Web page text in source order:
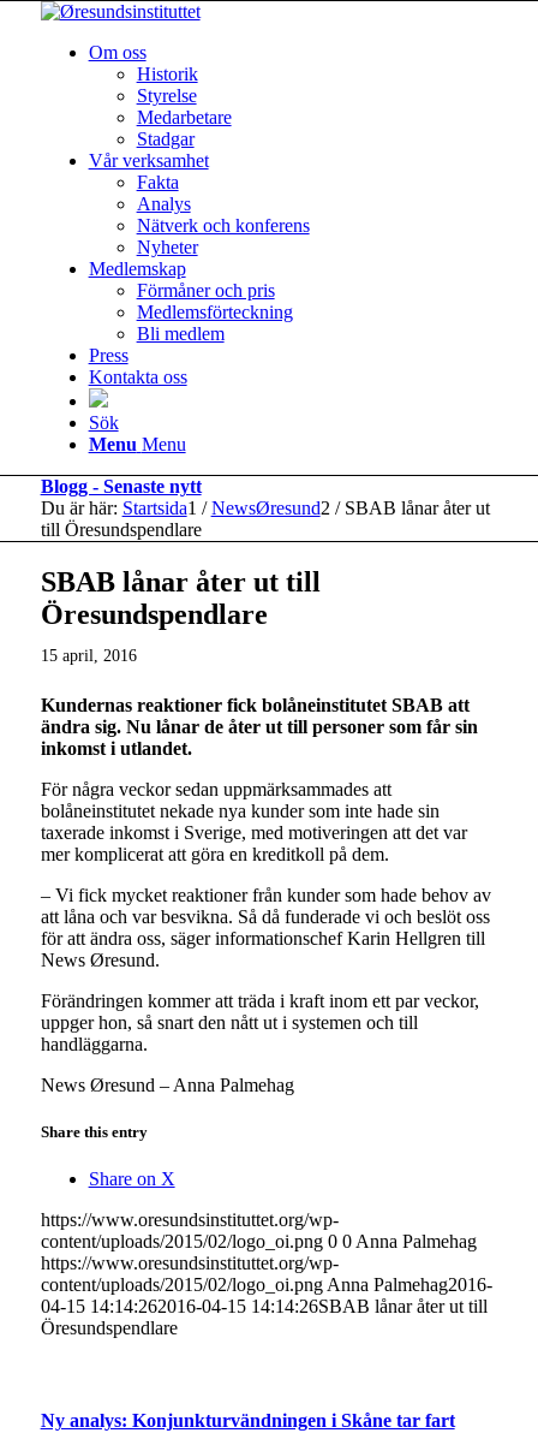
Om oss
Historik
Styrelse
Medarbetare
Stadgar
Vår verksamhet
Fakta
Analys
Nätverk och konferens
Nyheter
Medlemskap
Förmåner och pris
Medlemsförteckning
Bli medlem
Press
Kontakta oss
Sök
Menu Menu
Blogg - Senaste nytt
Du är här: Startsida1 / NewsØresund2 / SBAB lånar åter ut
till Öresundspendlare
SBAB lånar åter ut till
Öresundspendlare
15 april, 2016
Kundernas reaktioner fick bolåneinstitutet SBAB att
ändra sig. Nu lånar de åter ut till personer som får sin
inkomst i utlandet.
För några veckor sedan uppmärksammades att
bolåneinstitutet nekade nya kunder som inte hade sin
taxerade inkomst i Sverige, med motiveringen att det var
mer komplicerat att göra en kreditkoll på dem.
– Vi fick mycket reaktioner från kunder som hade behov av
att låna och var besvikna. Så då funderade vi och beslöt oss
för att ändra oss, säger informationschef Karin Hellgren till
News Øresund.
Förändringen kommer att träda i kraft inom ett par veckor,
uppger hon, så snart den nått ut i systemen och till
handläggarna.
News Øresund – Anna Palmehag
Share this entry
Share on X
https://www.oresundsinstituttet.org/wp-
content/uploads/2015/02/logo_oi.png 0 0 Anna Palmehag
https://www.oresundsinstituttet.org/wp-
content/uploads/2015/02/logo_oi.png Anna Palmehag2016-
04-15 14:14:262016-04-15 14:14:26SBAB lånar åter ut till
Öresundspendlare
Ny analys: Konjunkturvändningen i Skåne tar fart